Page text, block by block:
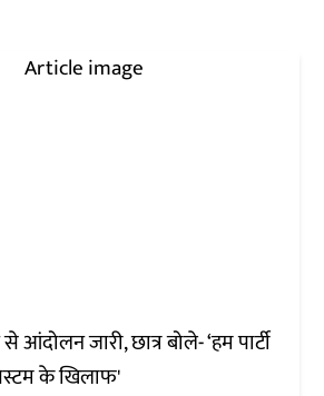
आंदोलन जारी, छात्र बोले- ‘हम पार्टी
के खिलाफ'